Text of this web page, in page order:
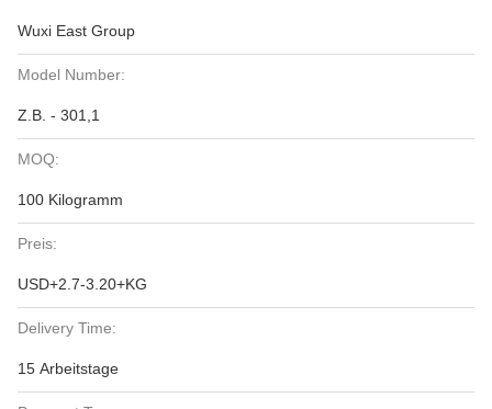
Wuxi East Group
Model Number:
Z.B. - 301,1
MOQ:
100 Kilogramm
Preis:
USD+2.7-3.20+KG
Delivery Time:
15 Arbeitstage